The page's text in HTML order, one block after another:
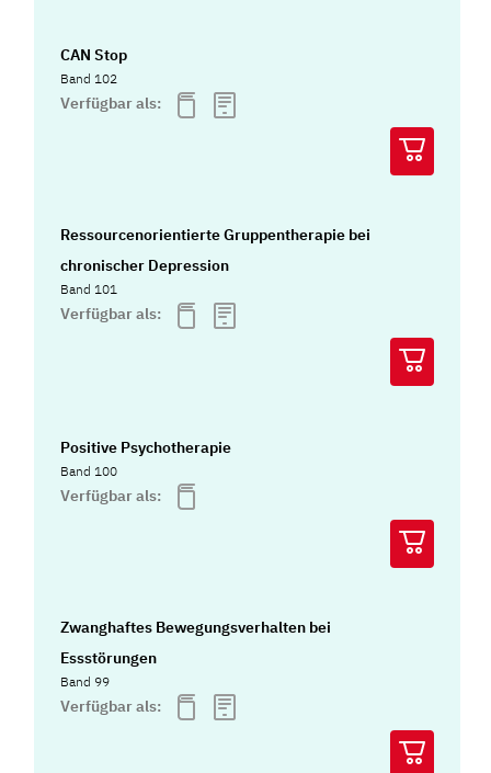
CAN Stop
Band 102
Verfügbar als:
Ressourcenorientierte Gruppentherapie bei
chronischer Depression
Band 101
Verfügbar als:
Positive Psychotherapie
Band 100
Verfügbar als:
Zwanghaftes Bewegungsverhalten bei
Essstörungen
Band 99
Verfügbar als: